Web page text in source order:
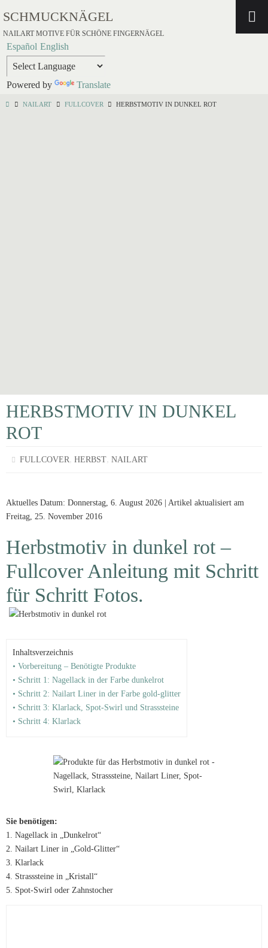
SCHMUCKNÄGEL
NAILART MOTIVE FÜR SCHÖNE FINGERNÄGEL
Español English
Powered by Translate
NAILART FULLCOVER HERBSTMOTIV IN DUNKEL ROT
HERBSTMOTIV IN DUNKEL
ROT
FULLCOVER,HERBST,NAILART
Aktuelles Datum: Donnerstag, 6. August 2026 | Artikel aktualisiert am
Freitag, 25. November 2016
Herbstmotiv in dunkel rot –
Fullcover Anleitung mit Schritt
für Schritt Fotos.
Inhaltsverzeichnis
• Vorbereitung – Benötigte Produkte
• Schritt 1: Nagellack in der Farbe dunkelrot
• Schritt 2: Nailart Liner in der Farbe gold-glitter
• Schritt 3: Klarlack, Spot-Swirl und Strasssteine
• Schritt 4: Klarlack
Sie benötigen:
1. Nagellack in „Dunkelrot“
2. Nailart Liner in „Gold-Glitter“
3. Klarlack
4. Strasssteine in „Kristall“
5. Spot-Swirl oder Zahnstocher